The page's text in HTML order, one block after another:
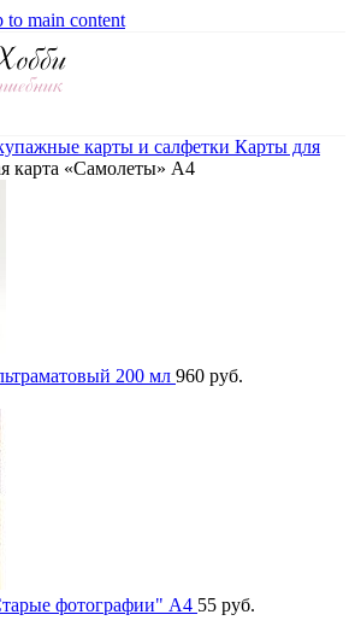
to main content
карты и салфетки Карты для
карта «Самолеты» А4
200 мл 960 руб.
фотографии" А4 55 руб.